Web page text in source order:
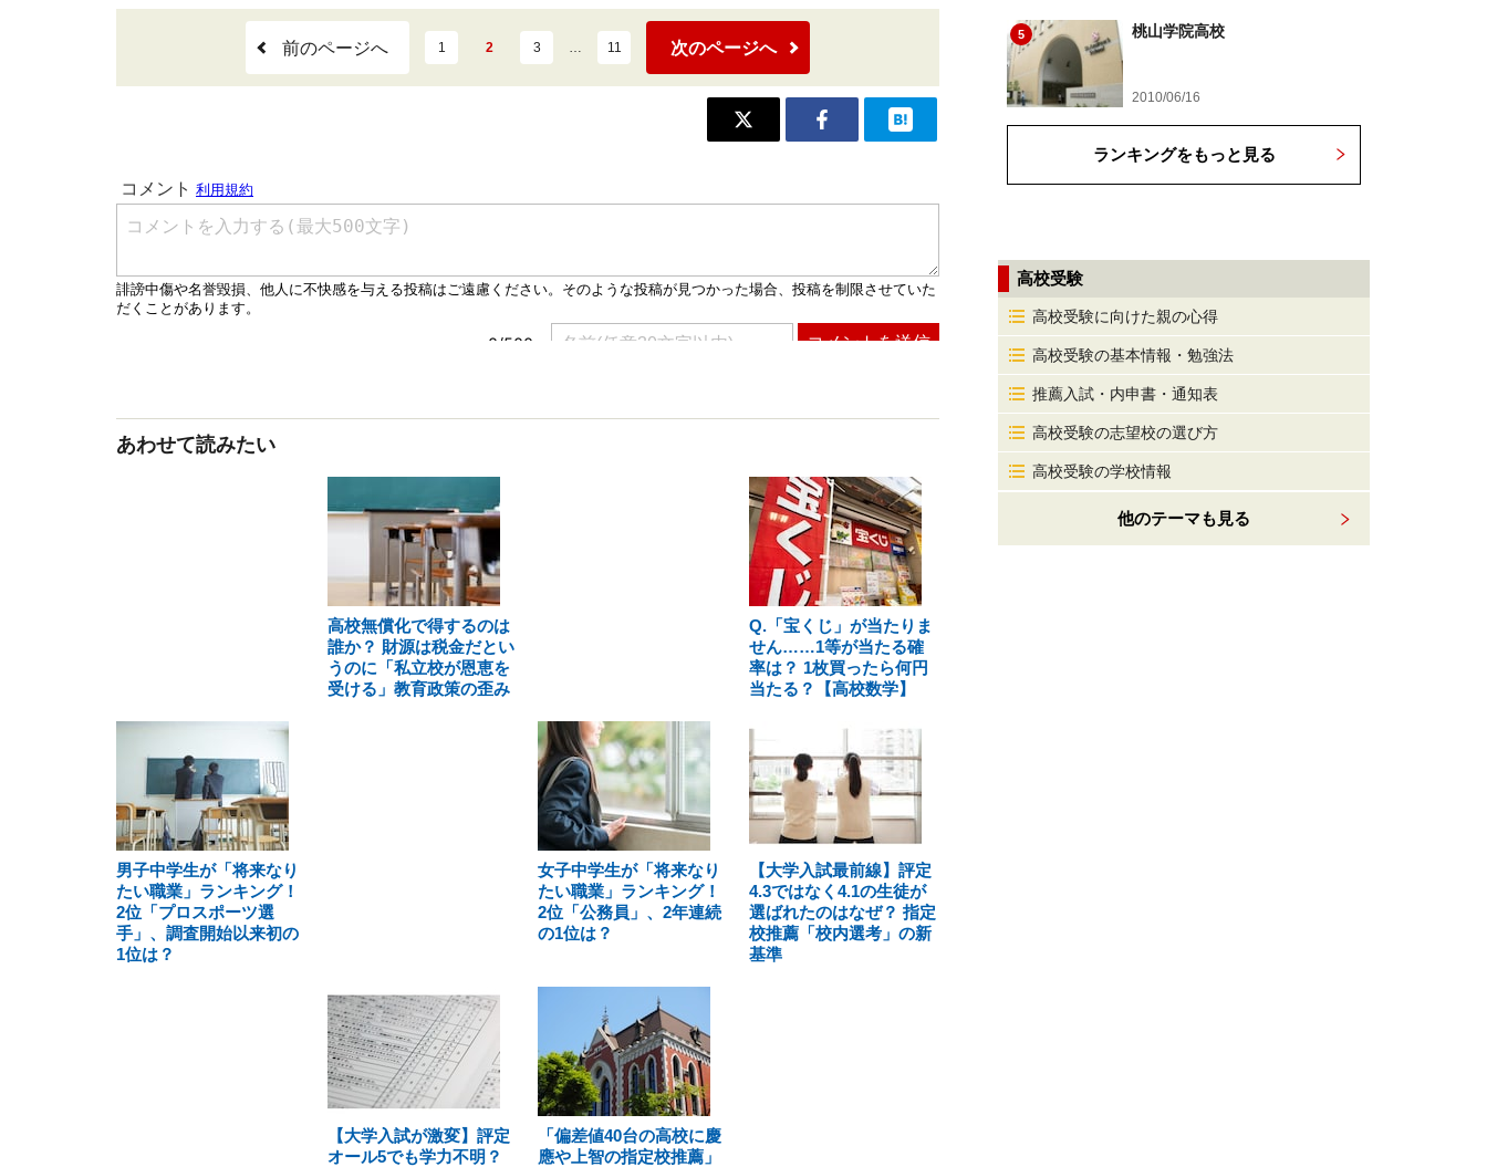
前のページへ 1 2 3 … 11 次のページへ
あわせて読みたい
高校無償化で得するのは
誰か？ 財源は税金だとい
うのに「私立校が恩恵を
受ける」教育政策の歪み
Q.「宝くじ」が当たりま
せん……1等が当たる確
率は？ 1枚買ったら何円
当たる？【高校数学】
男子中学生が「将来なり
たい職業」ランキング！
2位「プロスポーツ選
手」、調査開始以来初の
1位は？
女子中学生が「将来なり
たい職業」ランキング！
2位「公務員」、2年連続
の1位は？
【大学入試最前線】評定
4.3ではなく4.1の生徒が
選ばれたのはなぜ？ 指定
校推薦「校内選考」の新
基準
【大学入試が激変】評定
オール5でも学力不明？
「偏差値40台の高校に慶
應や上智の指定校推薦」
5 桃山学院高校
2010/06/16
ランキングをもっと見る
高校受験
高校受験に向けた親の心得
高校受験の基本情報・勉強法
推薦入試・内申書・通知表
高校受験の志望校の選び方
高校受験の学校情報
他のテーマも見る